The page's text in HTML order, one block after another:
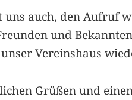
uns auch, den Aufruf
und
Vereinshaus
Grüßen und